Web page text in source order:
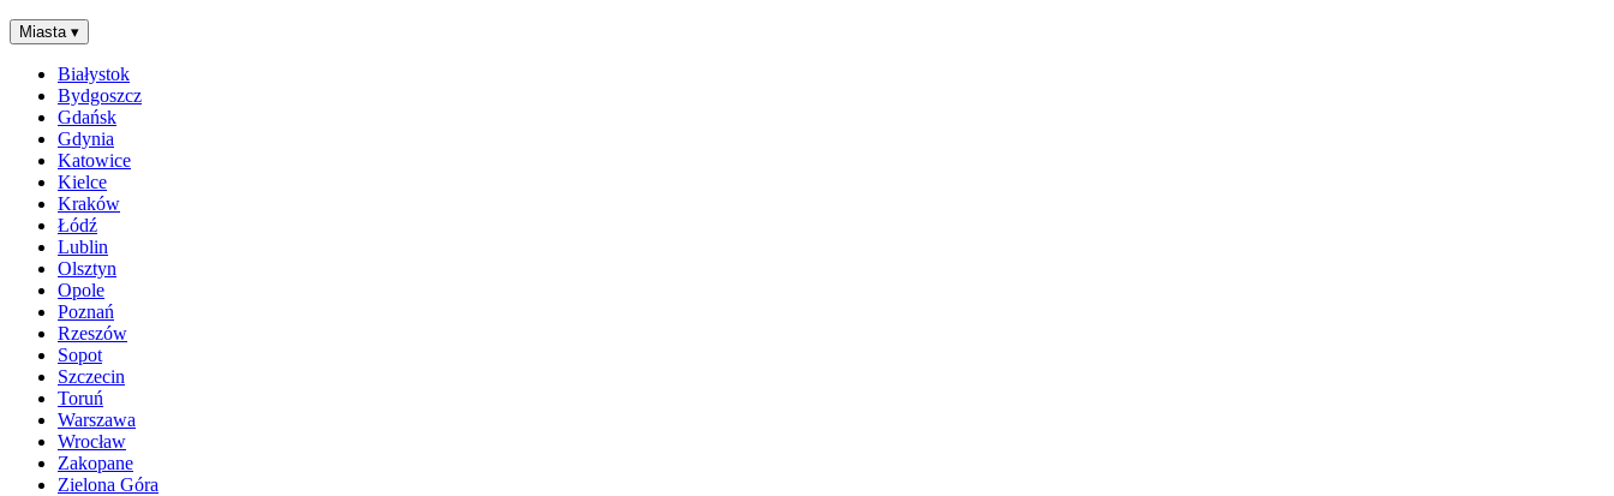
Miasta ▾
Białystok
Bydgoszcz
Gdańsk
Gdynia
Katowice
Kielce
Kraków
Łódź
Lublin
Olsztyn
Opole
Poznań
Rzeszów
Sopot
Szczecin
Toruń
Warszawa
Wrocław
Zakopane
Zielona Góra